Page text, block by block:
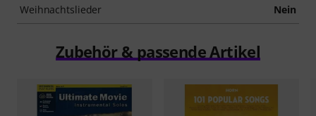
Weihnachtslieder Nein
Zubehör & passende Artikel